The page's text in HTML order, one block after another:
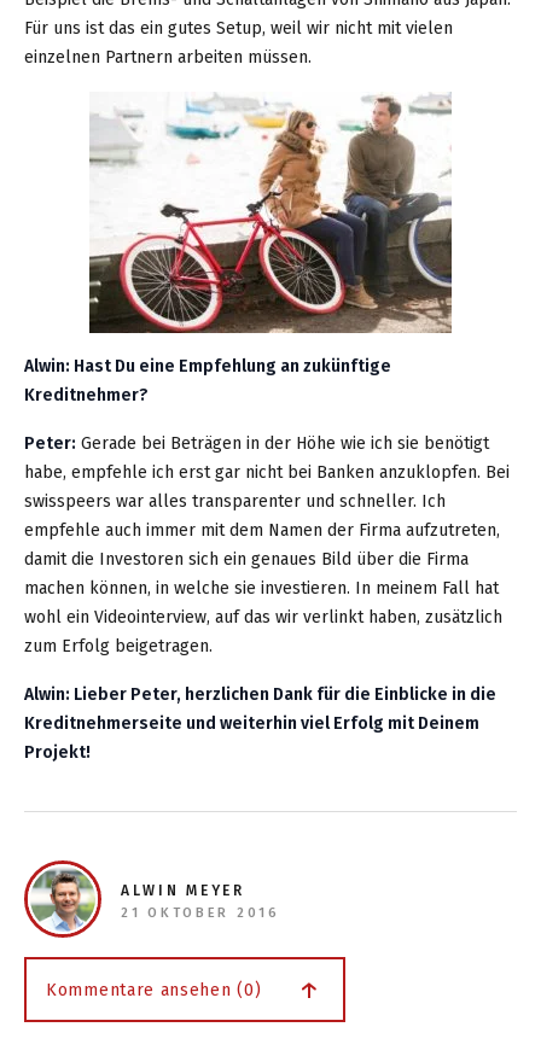
Für uns ist das ein gutes Setup, weil wir nicht mit vielen
einzelnen Partnern arbeiten müssen.
Alwin: Hast Du eine Empfehlung an zukünftige
Kreditnehmer?
Peter: Gerade bei Beträgen in der Höhe wie ich sie benötigt
habe, empfehle ich erst gar nicht bei Banken anzuklopfen. Bei
swisspeers war alles transparenter und schneller. Ich
empfehle auch immer mit dem Namen der Firma aufzutreten,
damit die Investoren sich ein genaues Bild über die Firma
machen können, in welche sie investieren. In meinem Fall hat
wohl ein Videointerview, auf das wir verlinkt haben, zusätzlich
zum Erfolg beigetragen.
Alwin: Lieber Peter, herzlichen Dank für die Einblicke in die
Kreditnehmerseite und weiterhin viel Erfolg mit Deinem
Projekt!
ALWIN MEYER
21 OKTOBER 2016
Kommentare ansehen (0)